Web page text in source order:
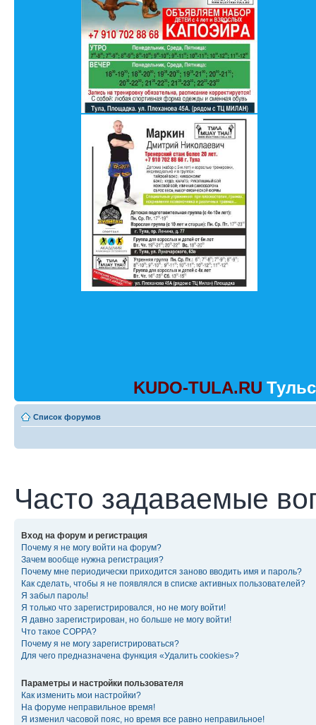
KUDO-TULA.RU
Список форумов
Часто задаваемые
Вход на форум и регистрация
Почему я не могу войти на форум?
Зачем вообще нужна регистрация?
Почему мне периодически приходится заново вводить имя и пароль?
Как сделать, чтобы я не появлялся в списке активных пользователей?
Я забыл пароль!
Я только что зарегистрировался, но не могу войти!
Я давно зарегистрирован, но больше не могу войти!
Что такое COPPA?
Почему я не могу зарегистрироваться?
Для чего предназначена функция «Удалить cookies»?
Параметры и настройки пользователя
Как изменить мои настройки?
На форуме неправильное время!
Я изменил часовой пояс, но время все равно неправильное!